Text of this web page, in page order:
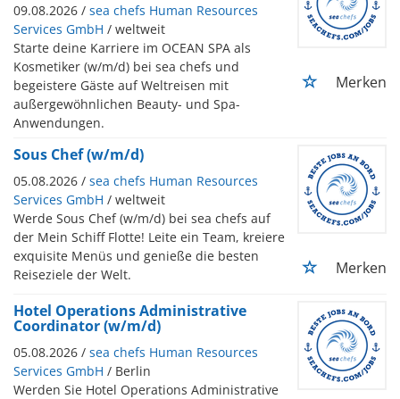
09.08.2026 / sea chefs Human Resources
Services GmbH / weltweit
Starte deine Karriere im OCEAN SPA als
Kosmetiker (w/m/d) bei sea chefs und
begeistere Gäste auf Weltreisen mit
außergewöhnlichen Beauty- und Spa-
Anwendungen.
Merken
Sous Chef (w/m/d)
05.08.2026 / sea chefs Human Resources
Services GmbH / weltweit
Werde Sous Chef (w/m/d) bei sea chefs auf
der Mein Schiff Flotte! Leite ein Team, kreiere
exquisite Menüs und genieße die besten
Reiseziele der Welt.
Merken
Hotel Operations Administrative
Coordinator (w/m/d)
05.08.2026 / sea chefs Human Resources
Services GmbH / Berlin
Werden Sie Hotel Operations Administrative